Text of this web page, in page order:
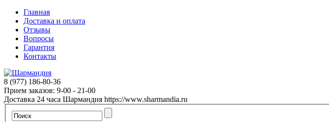
Главная
Доставка и оплата
Отзывы
Вопросы
Гарантия
Контакты
8 (977) 186-80-36
Прием заказов: 9-00 - 21-00
Доставка 24 часа Шармандия https://www.sharmandia.ru